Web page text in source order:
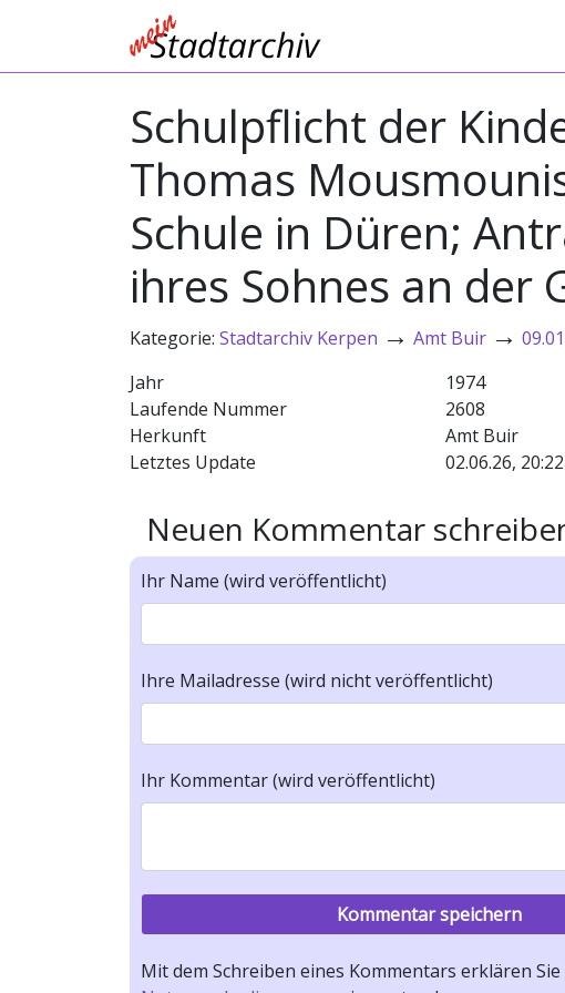
Schulpflicht der
Thomas
Schule in Düren;
ihres Sohnes an der
Kategorie: Stadtarchiv Kerpen → Amt Buir →
Jahr
1974
Laufende Nummer
2608
Herkunft
Amt Buir
Letztes Update
02.06.26, 20:22
Neuen Kommentar
Ihr Name (wird veröffentlicht)
Ihre Mailadresse (wird nicht veröffentlicht)
Ihr Kommentar (wird veröffentlicht)
Mit dem Schreiben eines Kommentars erklären